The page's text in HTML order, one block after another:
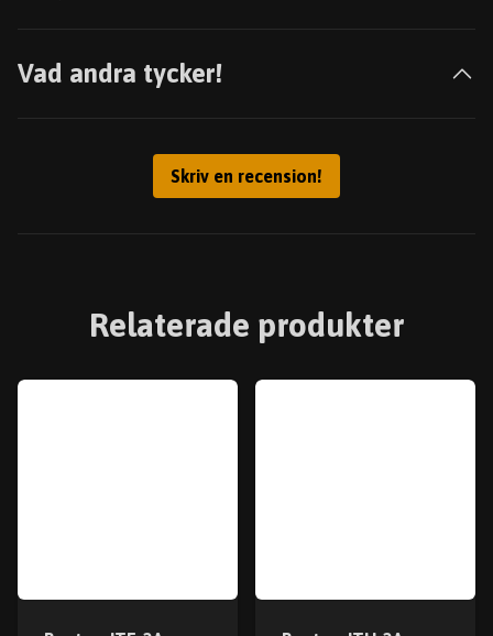
Vad andra tycker!
Skriv en recension!
Relaterade produkter